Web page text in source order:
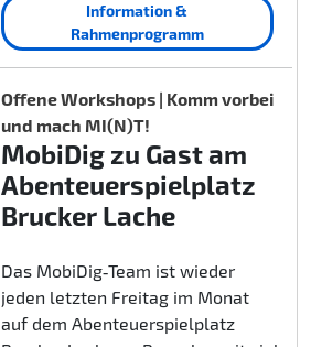
Information &
Rahmenprogramm
Offene Workshops | Komm vorbei
und mach MI(N)T!
MobiDig zu Gast am
Abenteuerspielplatz
Brucker Lache
Das MobiDig‑Team ist wieder
jeden letzten Freitag im Monat
auf dem Abenteuerspielplatz